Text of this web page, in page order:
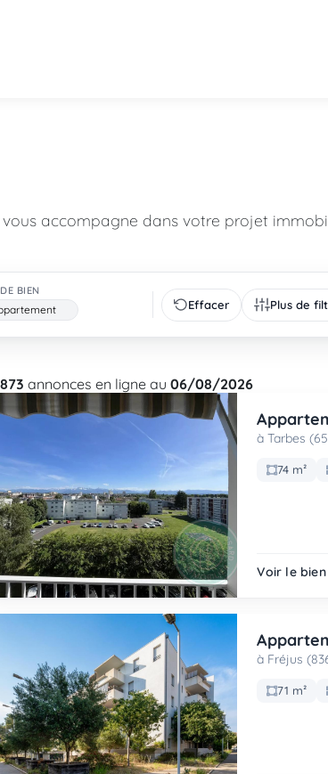
accompagne dans votre projet
BIEN
Effacer Plus de
annonces en ligne au06/08/2026
à Tarbes
74 m²
Voir le bien
à Fréjus
71 m²